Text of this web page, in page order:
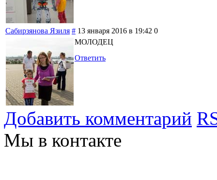
Сабирзянова Язиля # 13 января 2016 в 19:42 0
МОЛОДЕЦ
Ответить
Добавить комментарий
Мы в контакте